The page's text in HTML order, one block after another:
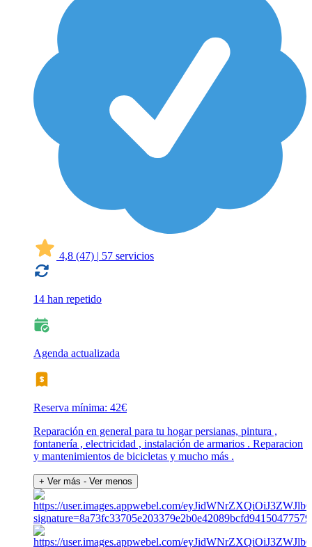
4,8 (47) | 57 servicios
14 han repetido
Agenda actualizada
Reserva mínima: 42€
Reparación en general para tu hogar persianas, pintura ,
fontanería , electricidad , instalación de armarios . Reparacion
y mantenimientos de bicicletas y mucho más .
+ Ver más - Ver menos